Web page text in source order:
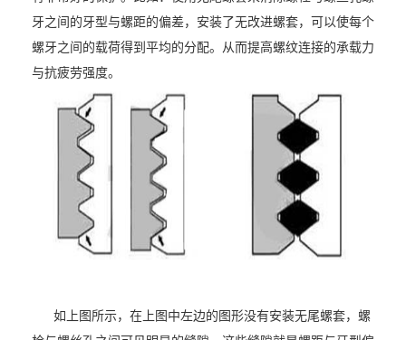
牙之间的牙型与螺距的偏差，安装了无改进螺套，可以使每个
螺牙之间的载荷得到平均的分配。从而提高螺纹连接的承载力
与抗疲劳强度。
如上图所示，在上图中左边的图形没有安装无尾螺套，螺